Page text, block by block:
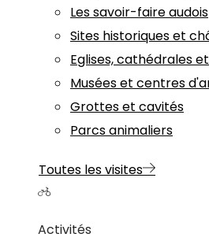
Les savoir-faire audois
Sites historiques et
Eglises, cathédrales
Musées et centres
Grottes et cavités
Parcs animaliers
Toutes les visites
Activités